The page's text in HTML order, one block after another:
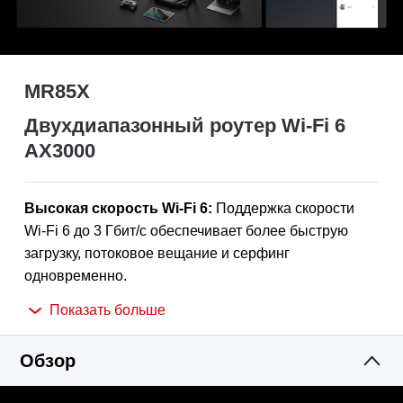
MR85X
Двухдиапазонный роутер Wi-Fi 6
AX3000
Высокая скорость Wi-Fi 6: Поддержка скорости
Wi-Fi 6 до 3 Гбит/с обеспечивает более быструю
загрузку, потоковое вещание и серфинг
одновременно.
Поддержка MU-MIMO и OFDMA снижает перегрузку
сети и в 4 раза увеличивает среднюю пропускную
Показать больше
Обзор